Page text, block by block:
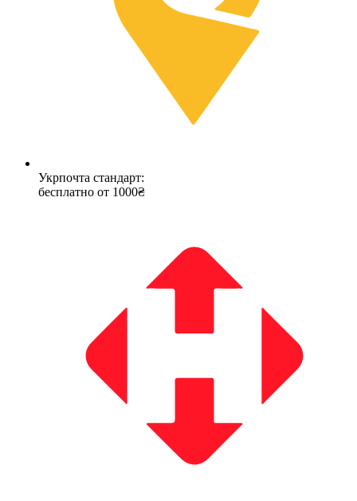
Укрпочта стандарт:
бесплатно от 1000₴